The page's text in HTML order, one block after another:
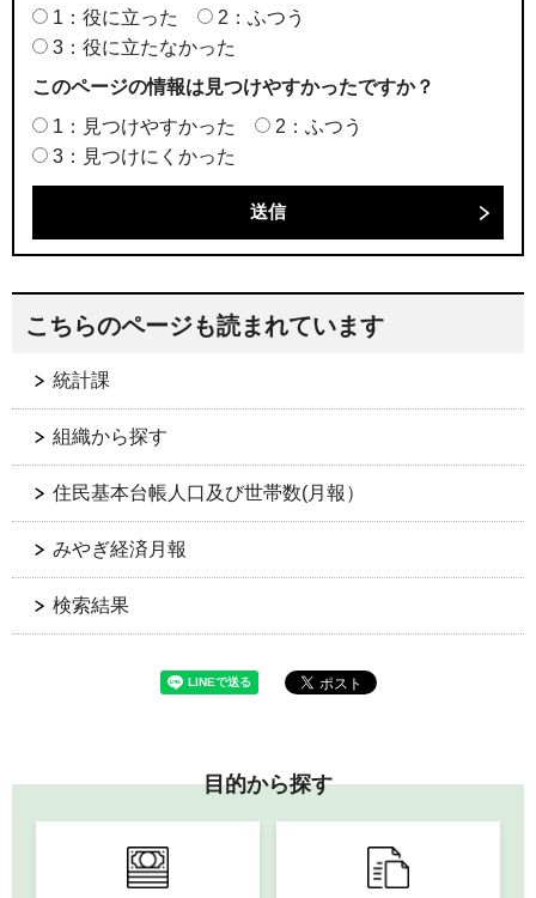
1：役に立った
2：ふつう
3：役に立たなかった
このページの情報は見つけやすかったですか？
1：見つけやすかった
2：ふつう
3：見つけにくかった
こちらのページも読まれています
統計課
組織から探す
住民基本台帳人口及び世帯数(月報）
みやぎ経済月報
検索結果
目的から探す